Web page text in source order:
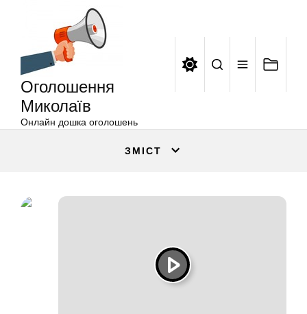
Оголошення
Миколаїв
Онлайн дошка оголошень
ЗМІСТ